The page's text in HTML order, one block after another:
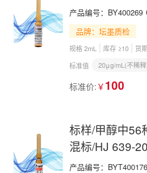
产品编号： BY400269
品牌：坛墨质检
规格 2mL 库存 ≥10
货
标准值
20μg/mL(不稀
标准价: ￥ 100
标样/甲醇中56
混标/HJ 639-
1227-2021
产品编号： BYT400176